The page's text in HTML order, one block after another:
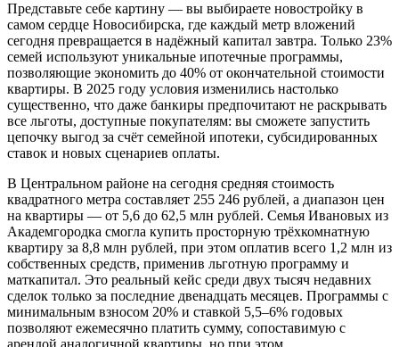
Представьте себе картину — вы выбираете новостройку в
самом сердце Новосибирска, где каждый метр вложений
сегодня превращается в надёжный капитал завтра. Только 23%
семей используют уникальные ипотечные программы,
позволяющие экономить до 40% от окончательной стоимости
квартиры. В 2025 году условия изменились настолько
существенно, что даже банкиры предпочитают не раскрывать
все льготы, доступные покупателям: вы сможете запустить
цепочку выгод за счёт семейной ипотеки, субсидированных
ставок и новых сценариев оплаты.
В Центральном районе на сегодня средняя стоимость
квадратного метра составляет 255 246 рублей, а диапазон цен
на квартиры — от 5,6 до 62,5 млн рублей. Семья Ивановых из
Академгородка смогла купить просторную трёхкомнатную
квартиру за 8,8 млн рублей, при этом оплатив всего 1,2 млн из
собственных средств, применив льготную программу и
маткапитал. Это реальный кейс среди двух тысяч недавних
сделок только за последние двенадцать месяцев. Программы с
минимальным взносом 20% и ставкой 5,5–6% годовых
позволяют ежемесячно платить сумму, сопоставимую с